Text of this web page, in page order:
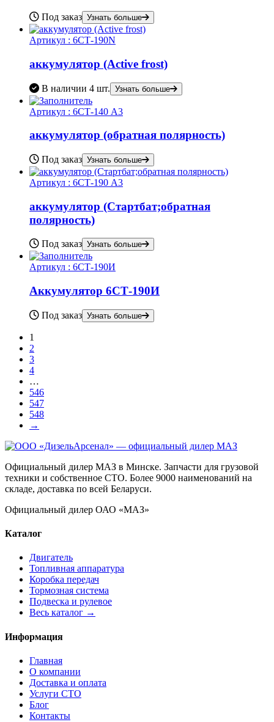
Под заказ Узнать больше
Артикул : 6СТ-190N
аккумулятор (Active frost)
В наличии 4 шт. Узнать больше
Артикул : 6СТ-140 А3
аккумулятор (обратная полярность)
Под заказ Узнать больше
Артикул : 6СТ-190 А3
аккумулятор (Стартбат;обратная
полярность)
Под заказ Узнать больше
Артикул : 6СТ-190И
Аккумулятор 6СТ-190И
Под заказ Узнать больше
1
2
3
4
…
546
547
548
→
Официальный дилер МАЗ в Минске. Запчасти для грузовой
техники и собственное СТО. Более 9000 наименований на
складе, доставка по всей Беларуси.
Официальный дилер ОАО «МАЗ»
Каталог
Двигатель
Топливная аппаратура
Коробка передач
Тормозная система
Подвеска и рулевое
Весь каталог →
Информация
Главная
О компании
Доставка и оплата
Услуги СТО
Блог
Контакты